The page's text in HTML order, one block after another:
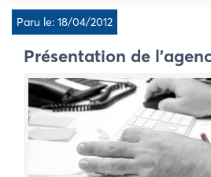
Paru le: 18/04/2012
Présentation de